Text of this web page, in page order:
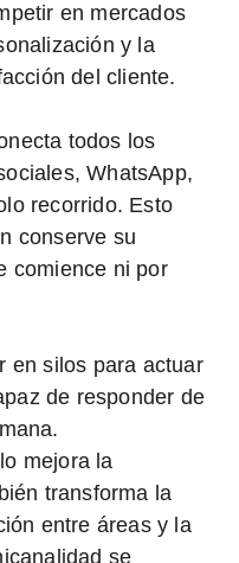
en mercados
y la
del cliente.
todos los
WhatsApp,
recorrido. Esto
conserve su
comience ni por
en silos para actuar
de responder de
mejora la
transforma la
entre áreas y la
se